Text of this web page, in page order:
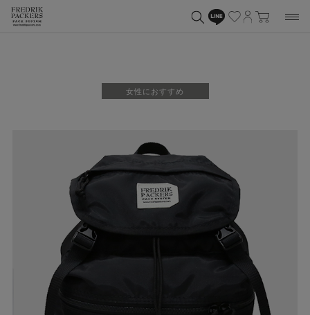
女性におすすめ